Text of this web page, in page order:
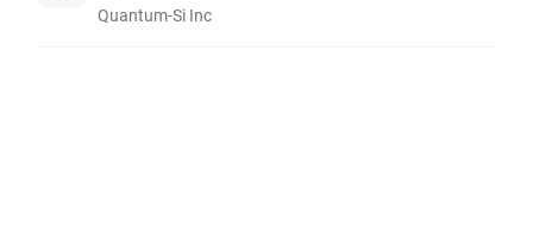
Quantum-Si Inc